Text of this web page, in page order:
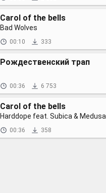
Carol of the bells
Bad Wolves
00:10 333
Рождественский трап
00:36 6 753
Carol of the bells
Harddope feat. Subica & Medusa
00:36 358